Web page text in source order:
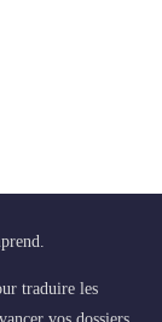
traduire les